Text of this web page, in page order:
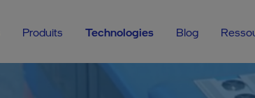
Produits Technologies Blog